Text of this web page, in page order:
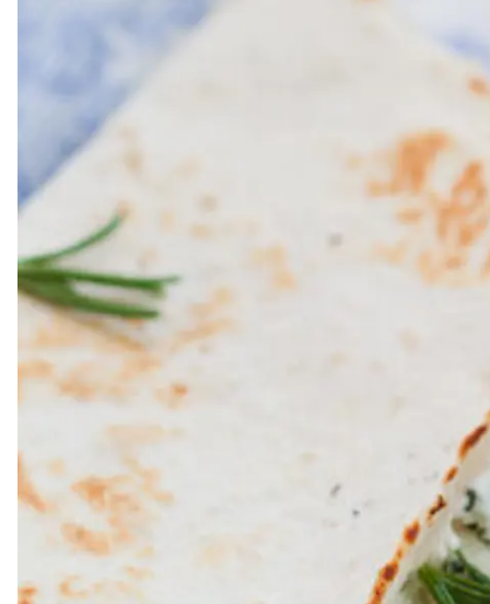
Vårt ansvar
Om oss
Vinägrett